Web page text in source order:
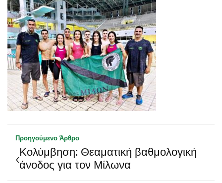
Προηγούμενο Άρθρο
‹Κολύμβηση: Θεαματική βαθμολογική
άνοδος για τον Μίλωνα